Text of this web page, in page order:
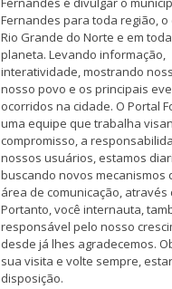
Fernandes para toda região,
Rio Grande do Norte e em
planeta. Levando informação,
interatividade, mostrando
nosso povo e os principais
ocorridos na cidade. O Portal
uma equipe que trabalha
compromisso, a
nossos usuários, estamos
buscando novos mecanismos
área de comunicação, através
Portanto, você internauta,
responsável pelo nosso
desde já lhes agradecemos.
sua visita e volte sempre,
disposição.